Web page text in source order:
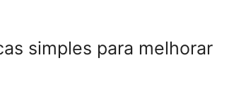
simples para melhorar